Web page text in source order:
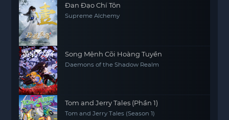
Đan Đạo Chí Tôn
Supreme Alchemy
Song Mệnh Cõi Hoàng Tuyền
Daemons of the Shadow Realm
Tom and Jerry Tales (Phần 1)
Tom and Jerry Tales (Season 1)